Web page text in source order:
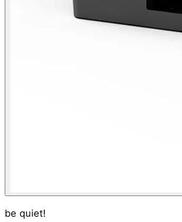
be quiet!